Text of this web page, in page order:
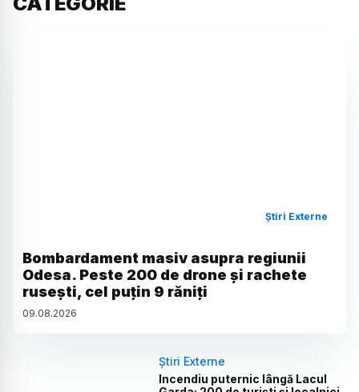
Știri Externe
Bombardament masiv asupra regiunii
Odesa. Peste 200 de drone și rachete
rusești, cel puțin 9 răniți
09.08.2026
Știri Externe
Incendiu puternic lângă Lacul